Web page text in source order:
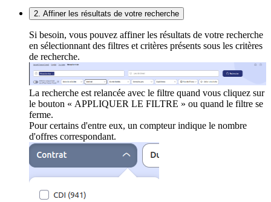
2. Affiner les résultats de votre recherche
Si besoin, vous pouvez affiner les résultats de votre recherche
en sélectionnant des filtres et critères présents sous les critères
de recherche.
La recherche est relancée avec le filtre quand vous cliquez sur
le bouton « APPLIQUER LE FILTRE » ou quand le filtre se
ferme.
Pour certains d'entre eux, un compteur indique le nombre
d'offres correspondant.